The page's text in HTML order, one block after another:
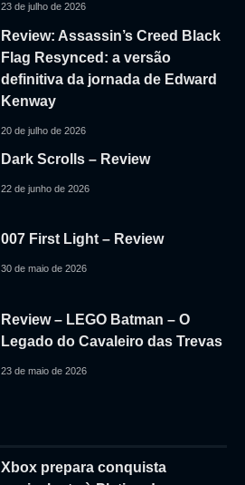
23 de julho de 2026
Review: Assassin’s Creed Black
Flag Resynced: a versão
definitiva da jornada de Edward
Kenway
20 de julho de 2026
Dark Scrolls – Review
22 de junho de 2026
007 First Light – Review
30 de maio de 2026
Review – LEGO Batman – O
Legado do Cavaleiro das Trevas
23 de maio de 2026
Xbox prepara conquista